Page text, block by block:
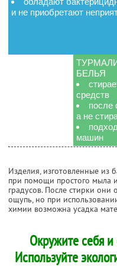
и не приобретают
БЕЛЬЯ
средств
после
а не
машин
Изделия, изготовленные из
при помощи простого мыла
градусов. После стирки
ощупь, но при
химии возможна усадка
Окружите себя
Используйте